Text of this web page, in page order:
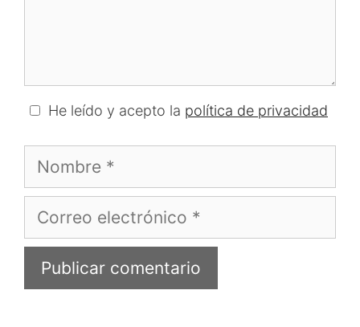
He leído y acepto la política de privacidad
electrónico